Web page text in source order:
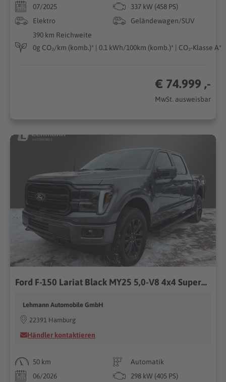
07/2025
337 kW (458 PS)
Elektro
Geländewagen/SUV
390 km Reichweite
0g CO₂/km (komb.)* | 0.1 kWh/100km (komb.)* | CO₂-Klasse A*
€ 74.999 ,-
MwSt. ausweisbar
Ford F-150 Lariat Black MY25 5,0-V8 4x4 SuperCrew-Voll
Lehmann Automobile GmbH
22391 Hamburg
Händler kontaktieren
50 km
Automatik
06/2026
298 kW (405 PS)